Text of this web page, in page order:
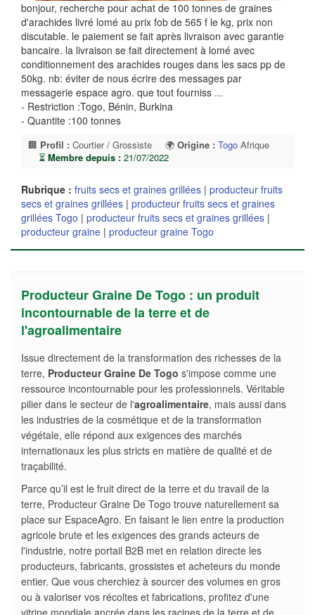
bonjour, recherche pour achat de 100 tonnes de graines
d'arachides livré lomé au prix fob de 565 f le kg, prix non
discutable. le paiement se fait après livraison avec garantie
bancaire. la livraison se fait directement à lomé avec
conditionnement des arachides rouges dans les sacs pp de
50kg. nb: éviter de nous écrire des messages par
messagerie espace agro. que tout fourniss ...
- Restriction :Togo, Bénin, Burkina
- Quantite :100 tonnes
🏢 Profil : Courtier / Grossiste 🌍 Origine : Togo Afrique
⏳ Membre depuis : 21/07/2022
Rubrique : fruits secs et graines grillées | producteur fruits
secs et graines grillées | producteur fruits secs et graines
grillées Togo | producteur fruits secs et graines grillées |
producteur graine | producteur graine Togo
Producteur Graine De Togo : un produit
incontournable de la terre et de
l'agroalimentaire
Issue directement de la transformation des richesses de la
terre, Producteur Graine De Togo s'impose comme une
ressource incontournable pour les professionnels. Véritable
pilier dans le secteur de l'agroalimentaire, mais aussi dans
les industries de la cosmétique et de la transformation
végétale, elle répond aux exigences des marchés
internationaux les plus stricts en matière de qualité et de
traçabilité.
Parce qu’il est le fruit direct de la terre et du travail de la
terre, Producteur Graine De Togo trouve naturellement sa
place sur EspaceAgro. En faisant le lien entre la production
agricole brute et les exigences des grands acteurs de
l'industrie, notre portail B2B met en relation directe les
producteurs, fabricants, grossistes et acheteurs du monde
entier. Que vous cherchiez à sourcer des volumes en gros
ou à valoriser vos récoltes et fabrications, profitez d'une